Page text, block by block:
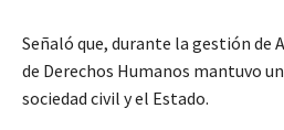
Señaló que, durante la gestión de
de Derechos Humanos mantuvo
sociedad civil y el Estado.